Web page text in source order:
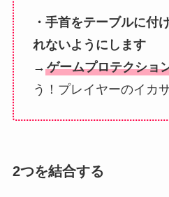
・手首をテーブルに付
れないようにします
→ ゲームプロテクショ
う！プレイヤーのイカ
2つを結合する